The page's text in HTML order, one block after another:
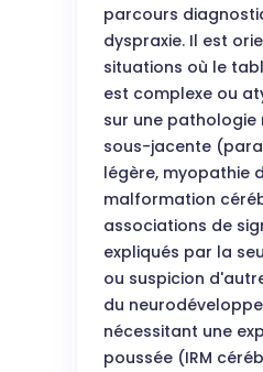
parcours
dyspraxie. Il est
situations où le
est complexe ou
sur une pathologie
sous-jacente
légère, myopathie
malformation
associations de
expliqués par la
ou suspicion
du
nécessitant une
poussée (IRM